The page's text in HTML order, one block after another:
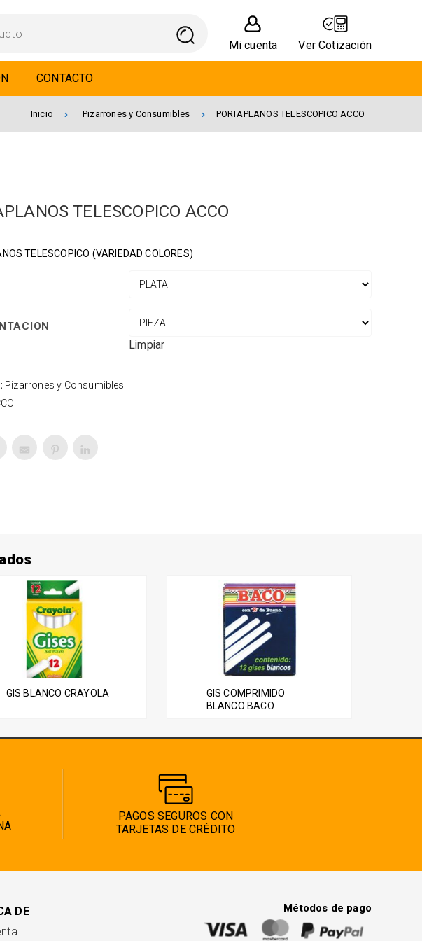
Mi cuenta Ver Cotización
CONTACTO
Inicio Pizarrones y Consumibles PORTAPLANOS TELESCOPICO ACCO
TELESCOPICO ACCO
TELESCOPICO (VARIEDAD COLORES)
Limpiar
Pizarrones y Consumibles
GIS BLANCO CRAYOLA
GIS COMPRIMIDO
BLANCO BACO
PAGOS SEGUROS CON
TARJETAS DE CRÉDITO
DE
Métodos de pago